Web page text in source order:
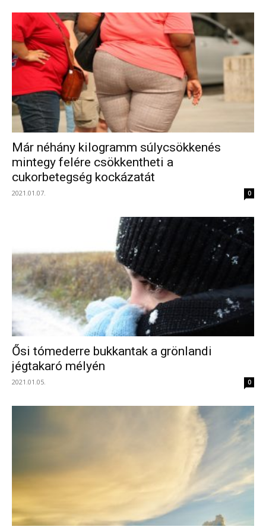
Már néhány kilogramm súlycsökkenés
mintegy felére csökkentheti a
cukorbetegség kockázatát
2021.01.07. 0
Ősi tómederre bukkantak a grönlandi
jégtakaró mélyén
2021.01.05. 0